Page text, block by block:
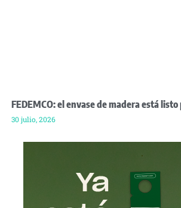
FEDEMCO: el envase de madera está
30 julio, 2026